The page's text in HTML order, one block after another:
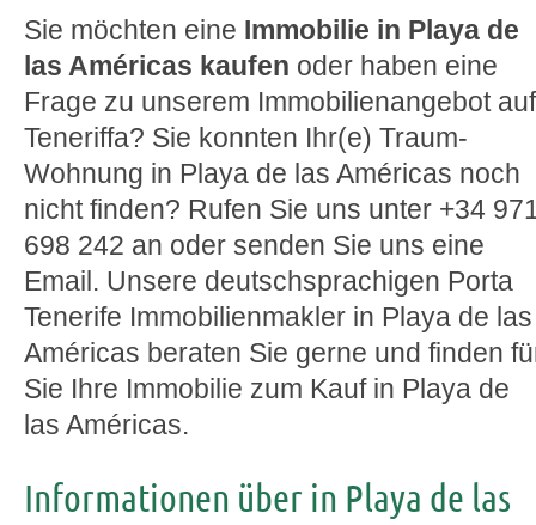
Sie möchten eine Immobilie in Playa de
las Américas kaufen oder haben eine
Frage zu unserem Immobilienangebot auf
Teneriffa? Sie konnten Ihr(e) Traum-
Wohnung in Playa de las Américas noch
nicht finden? Rufen Sie uns unter +34
698 242 an oder senden Sie uns eine
Email. Unsere deutschsprachigen Porta
Tenerife Immobilienmakler in Playa de las
Américas beraten Sie gerne und finden
Sie Ihre Immobilie zum Kauf in Playa de
las Américas.
Informationen über in Playa de las